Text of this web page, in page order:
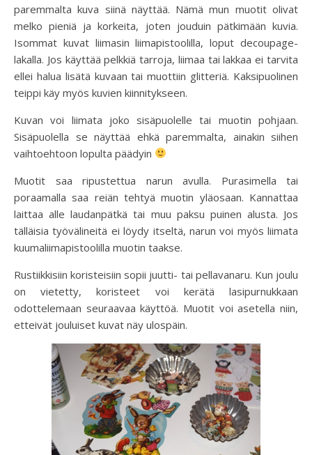
paremmalta kuva siinä näyttää. Nämä mun muotit olivat
melko pieniä ja korkeita, joten jouduin pätkimään kuvia.
Isommat kuvat liimasin liimapistoolilla, loput decoupage-
lakalla. Jos käyttää pelkkiä tarroja, liimaa tai lakkaa ei tarvita
ellei halua lisätä kuvaan tai muottiin glitteriä. Kaksipuolinen
teippi käy myös kuvien kiinnitykseen.
Kuvan voi liimata joko sisäpuolelle tai muotin pohjaan.
Sisäpuolella se näyttää ehkä paremmalta, ainakin siihen
vaihtoehtoon lopulta päädyin
Muotit saa ripustettua narun avulla. Purasimella tai
poraamalla saa reiän tehtyä muotin yläosaan. Kannattaa
laittaa alle laudanpätkä tai muu paksu puinen alusta. Jos
tälläisia työvälineitä ei löydy itseltä, narun voi myös liimata
kuumaliimapistoolilla muotin taakse.
Rustiikkisiin koristeisiin sopii juutti- tai pellavanaru. Kun joulu
on vietetty, koristeet voi kerätä lasipurnukkaan
odottelemaan seuraavaa käyttöä. Muotit voi asetella niin,
etteivät jouluiset kuvat näy ulospäin.